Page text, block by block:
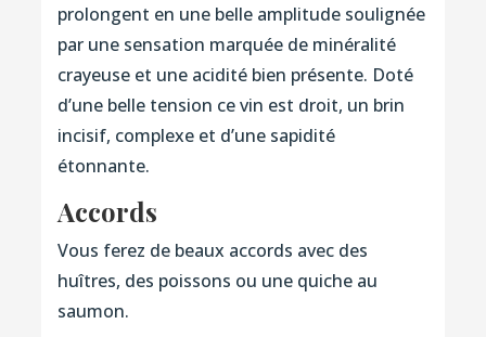
prolongent en une belle amplitude soulignée
par une sensation marquée de minéralité
crayeuse et une acidité bien présente. Doté
d’une belle tension ce vin est droit, un brin
incisif, complexe et d’une sapidité
étonnante.
Accords
Vous ferez de beaux accords avec des
huîtres, des poissons ou une quiche au
saumon.